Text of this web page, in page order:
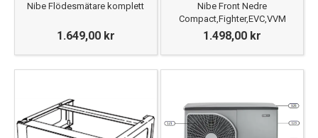
Nibe Flödesmätare komplett
1.649,00 kr
Nibe Front Nedre
Compact,Fighter,EVC,VVM
1.498,00 kr